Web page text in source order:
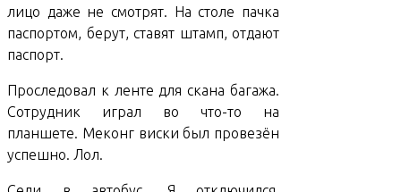
лицо даже не смотрят. На столе пачка
паспортом, берут, ставят штамп, отдают
паспорт.
Проследовал к ленте для скана багажа.
Сотрудник играл во что-то на
планшете. Меконг виски был провезён
успешно. Лол.